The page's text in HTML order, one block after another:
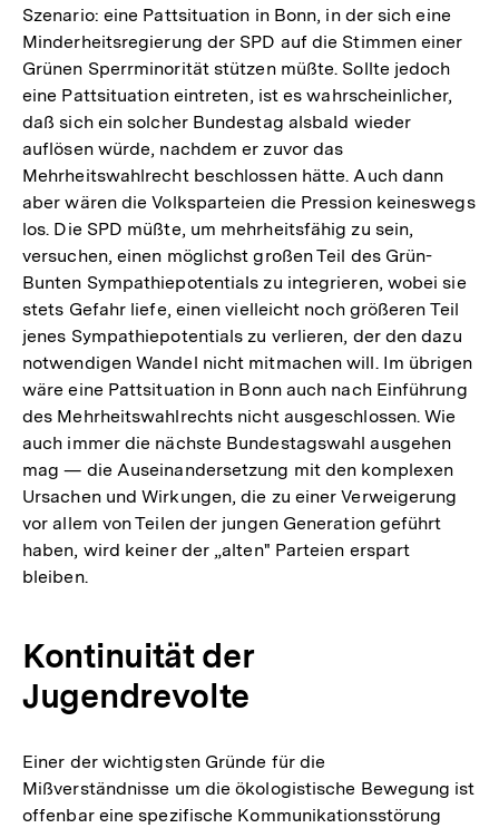
Szenario: eine Pattsituation in Bonn, in der sich eine
Minderheitsregierung der SPD auf die Stimmen einer
Grünen Sperrminorität stützen müßte. Sollte jedoch
eine Pattsituation eintreten, ist es wahrscheinlicher,
daß sich ein solcher Bundestag alsbald wieder
auflösen würde, nachdem er zuvor das
Mehrheitswahlrecht beschlossen hätte. Auch dann
aber wären die Volksparteien die Pression keineswegs
los. Die SPD müßte, um mehrheitsfähig zu sein,
versuchen, einen möglichst großen Teil des Grün-
Bunten Sympathiepotentials zu integrieren, wobei sie
stets Gefahr liefe, einen vielleicht noch größeren Teil
jenes Sympathiepotentials zu verlieren, der den dazu
notwendigen Wandel nicht mitmachen will. Im übrigen
wäre eine Pattsituation in Bonn auch nach Einführung
des Mehrheitswahlrechts nicht ausgeschlossen. Wie
auch immer die nächste Bundestagswahl ausgehen
mag — die Auseinandersetzung mit den komplexen
Ursachen und Wirkungen, die zu einer Verweigerung
vor allem von Teilen der jungen Generation geführt
haben, wird keiner der „alten" Parteien erspart
bleiben.
Kontinuität der
Jugendrevolte
Einer der wichtigsten Gründe für die
Mißverständnisse um die ökologistische Bewegung ist
offenbar eine spezifische Kommunikationsstörung